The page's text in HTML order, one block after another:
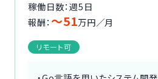
稼働日数：週5日
報酬： 〜51万円／月
リモート可